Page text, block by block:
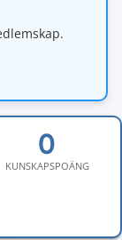
KUNSKAPSPOÄNG